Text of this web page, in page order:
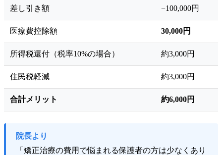
差し引き額 −100,000円
医療費控除額 30,000円
所得税還付（税率10%の場合） 約3,000円
住民税軽減 約3,000円
合計メリット 約6,000円
院長より
「矯正治療の費用で悩まれる保護者の方は少なくあり